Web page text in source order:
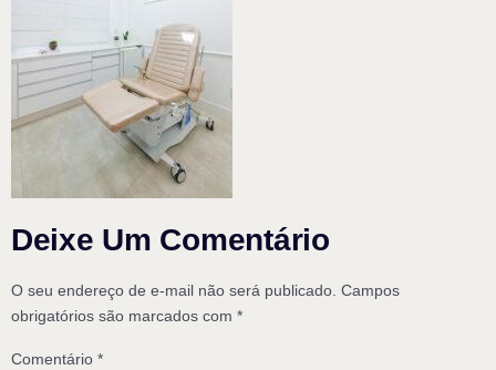
Deixe Um Comentário
O seu endereço de e-mail não será publicado. Campos
obrigatórios são marcados com *
Comentário *